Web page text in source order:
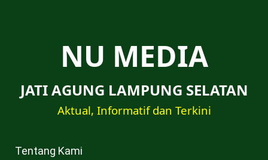
NU MEDIA
JATI AGUNG LAMPUNG SELATAN
Aktual, Informatif dan Terkini
Tentang Kami